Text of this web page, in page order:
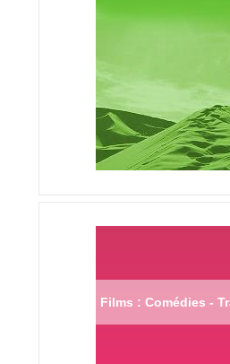
Films : Comédies -